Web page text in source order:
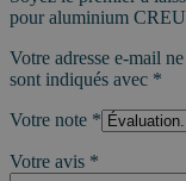
pour aluminium
Votre adresse e-mail
sont indiqués avec *
Votre note *
Votre avis *